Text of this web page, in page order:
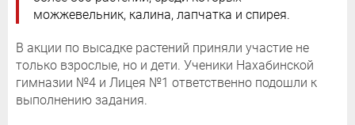
можжевельник, калина, лапчатка и спирея.
В акции по высадке растений приняли участие не
только взрослые, но и дети. Ученики Нахабинской
гимназии №4 и Лицея №1 ответственно подошли к
выполнению задания.